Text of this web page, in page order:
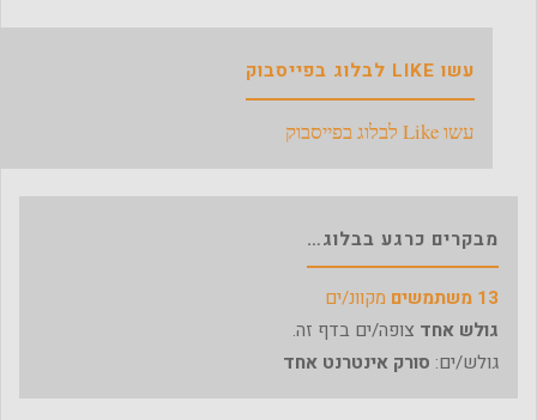
עשו LIKE לבלוג בפייסבוק
עשו Like לבלוג בפייסבוק
מבקרים כרגע בבלוג…
13 משתמשים
מקוונ/ים
גולש אחד צופה/ים בדף זה.
גולש/ים: סורק אינטרנט אחד